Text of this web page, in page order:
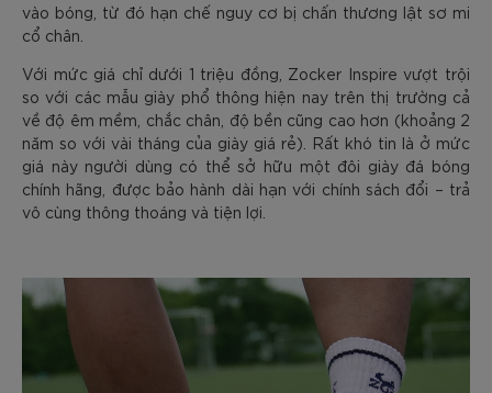
vào bóng, từ đó hạn chế nguy cơ bị chấn thương lật sơ mi
cổ chân.
Với mức giá chỉ dưới 1 triệu đồng, Zocker Inspire vượt trội
so với các mẫu giày phổ thông hiện nay trên thị trường cả
về độ êm mềm, chắc chân, độ bền cũng cao hơn (khoảng 2
năm so với vài tháng của giày giá rẻ). Rất khó tin là ở mức
giá này người dùng có thể sở hữu một đôi giày đá bóng
chính hãng, được bảo hành dài hạn với chính sách đổi – trả
vô cùng thông thoáng và tiện lợi.